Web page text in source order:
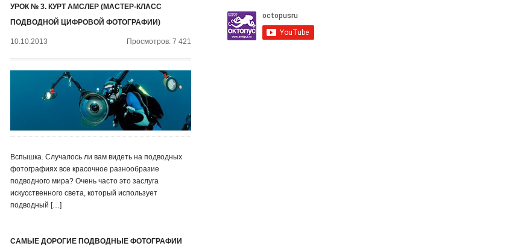
УРОК № 3. КУРТ АМСЛЕР (МАСТЕР-КЛАСС
ПОДВОДНОЙ ЦИФРОВОЙ ФОТОГРАФИИ)
10.10.2013 Просмотров: 7 421
Вспышка. Случалось ли вам видеть на подводных
фотографиях все красочное разнообразие
подводного мира? Очень часто это заслуга
искусственного света, который использует
подводный […]
САМЫЕ ДОРОГИЕ ПОДВОДНЫЕ ФОТОГРАФИИ